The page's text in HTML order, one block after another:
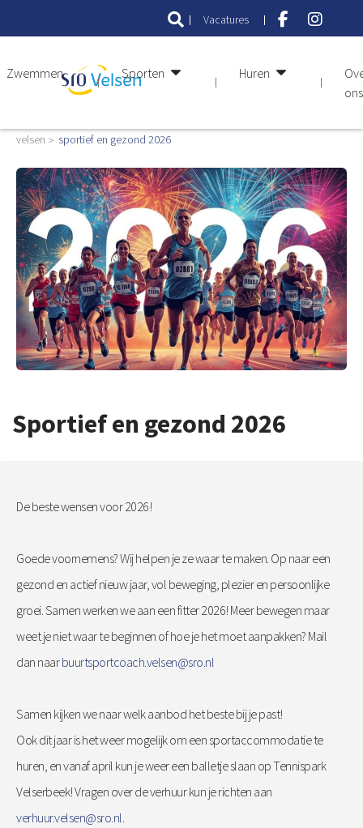
Vacatures
Zwemmen Sporten Huren
ons
velsen sportief en gezond 2026
Sportief en gezond 2026
De beste wensen voor 2026!
Goede voornemens? Wij helpen je ze waar te maken. Op naar een
gezond en actief nieuw jaar, vol beweging, plezier en persoonlijke
groei. Samen werken we aan een fitter 2026! Meer bewegen maar
weet je niet waar te beginnen of hoe je het moet aanpakken? Mail
dan naarbuurtsportcoach.velsen@sro.nl
Samen kijken we naar welk aanbod het beste bij je past!
Ook dit jaar is het weer mogelijk om een sportaccommodatie te
huren, en vanaf april kun je weer een balletje slaan op Tennispark
Velserbeek! Vragen over de verhuur kun je richten aan
verhuur.velsen@sro.nl.